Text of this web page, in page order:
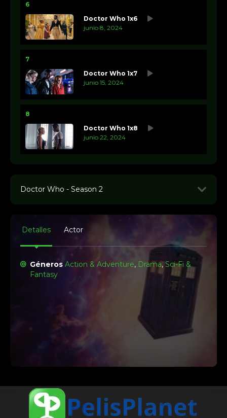
6
Doctor Who 1x6
junio 8, 2024
7
Doctor Who 1x7
junio 15, 2024
8
Doctor Who 1x8
junio 22, 2024
Doctor Who - Season 2
abril 26, 2025
Detalles Actor
Géneros Action & Adventure, Drama,Sci-Fi &
Fantasy